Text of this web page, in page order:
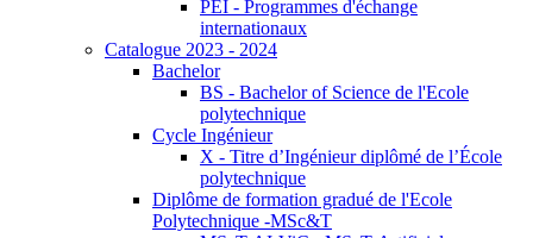
PEI - Programmes d'échange
internationaux
Catalogue 2023 - 2024
Bachelor
BS - Bachelor of Science de l'Ecole
polytechnique
Cycle Ingénieur
X - Titre d’Ingénieur diplômé de l’École
polytechnique
Diplôme de formation gradué de l'Ecole
Polytechnique -MSc&T